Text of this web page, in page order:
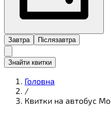
Завтра Післязавтра
Знайти квитки
Головна
/
Квитки на автобус